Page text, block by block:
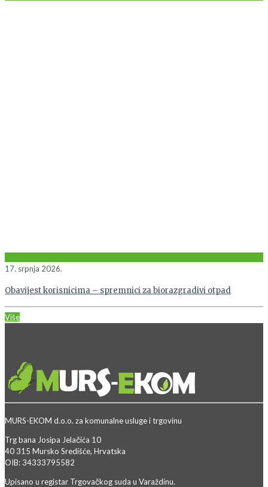
17. srpnja 2026.
Obavijest korisnicima – spremnici za biorazgradivi otpad
Više
MURS-EKOM d.o.o. za komunalne usluge i trgovinu
Trg bana Josipa Jelačića 10
40 315 Mursko Središće, Hrvatska
OIB: 34333795582
Upisano u registar Trgovačkog suda u Varaždinu.